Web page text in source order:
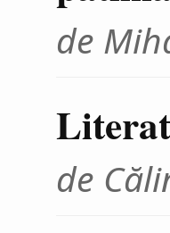
de
de